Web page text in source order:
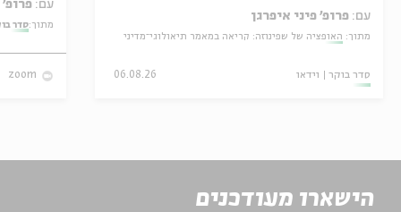
עם: פרופ' פיני איפרגן
מתוך: האופציה של שפינוזה: קריאה במאמר תיאולוגי־מדיני
סדר בוקר וידאו 06.08.26
עם: פרופ' אביגדור שנאן
מתוך:סדר
zoom
הישארו מעודכנים